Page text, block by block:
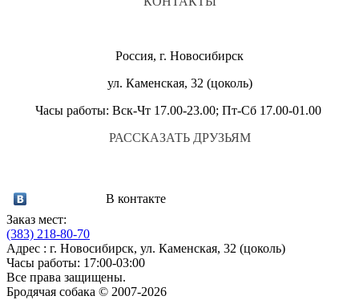
Россия, г. Новосибирск
ул. Каменская, 32 (цоколь)
Часы работы: Вск-Чт 17.00-23.00; Пт-Сб 17.00-01.00
РАССКАЗАТЬ ДРУЗЬЯМ
В контакте
Заказ мест:
(383) 218-80-70
Адрес : г. Новосибирск, ул. Каменская, 32 (цоколь)
Часы работы: 17:00-03:00
Все права защищены.
Бродячая собака © 2007-2026